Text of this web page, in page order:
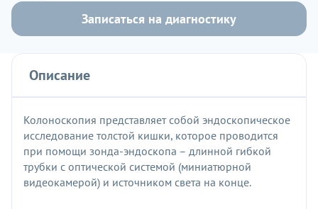
Записаться на диагностику
Описание
Колоноскопия представляет собой эндоскопическое
исследование толстой кишки, которое проводится
при помощи зонда-эндоскопа – длинной гибкой
трубки с оптической системой (миниатюрной
видеокамерой) и источником света на конце.